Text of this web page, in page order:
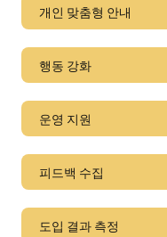
인앱 메시징을 통해 새
정책에 대한 공고, 뉴스
있습니다. 비콘을 추가하
개인 맞춤형 안내
사용자 가이드를 활성화
지정할 수 있습니다. 사
시간을 기반으로 가이드
행동 강화
사용자가 양식 및 필드
및 규칙을 적용해 보세
충족될 때까지 사용자가
운영 지원
사용자가 간단한 문제를
가이드를 내장할 수 있
사용자에게 인앱 가이드
피드백 수집
도입 결과 측정